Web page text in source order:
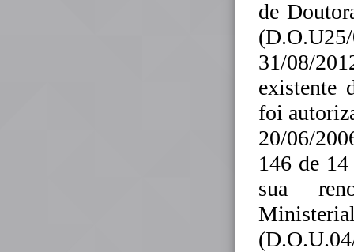
de
31/08/
existente
foi
20/06/
146 de
sua